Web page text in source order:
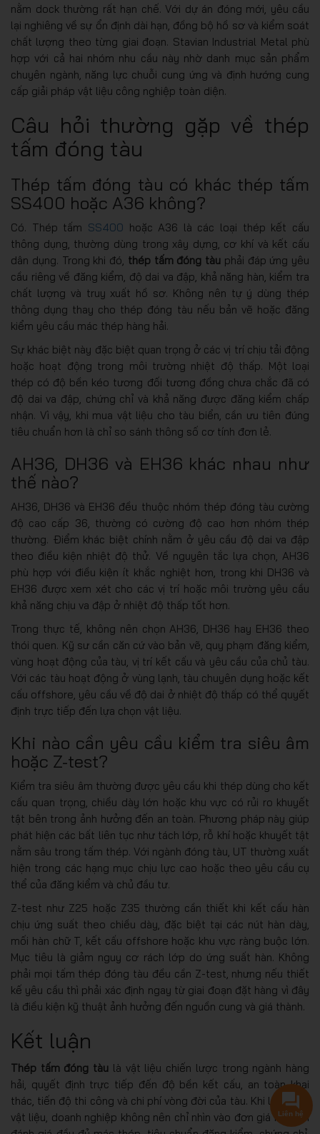
nằm dock thường rất hạn chế. Với dự án đóng mới, yêu cầu
lại nghiêng về sự ổn định dài hạn, đồng bộ hồ sơ và kiểm soát
chất lượng theo từng giai đoạn. Stavian Industrial Metal phù
hợp với cả hai nhóm nhu cầu này nhờ danh mục sản phẩm
chuyên ngành, năng lực chuỗi cung ứng và định hướng cung
cấp giải pháp vật liệu công nghiệp toàn diện.
Câu hỏi thường gặp về thép
tấm đóng tàu
Thép tấm đóng tàu có khác thép tấm
SS400 hoặc A36 không?
Có. Thép tấm SS400 hoặc A36 là các loại thép kết cấu
thông dụng, thường dùng trong xây dựng, cơ khí và kết cấu
dân dụng. Trong khi đó, thép tấm đóng tàu phải đáp ứng yêu
cầu riêng về đăng kiểm, độ dai va đập, khả năng hàn, kiểm tra
chất lượng và truy xuất hồ sơ. Không nên tự ý dùng thép
thông dụng thay cho thép đóng tàu nếu bản vẽ hoặc đăng
kiểm yêu cầu mác thép hàng hải.
Sự khác biệt này đặc biệt quan trọng ở các vị trí chịu tải động
hoặc hoạt động trong môi trường nhiệt độ thấp. Một loại
thép có độ bền kéo tương đối tương đồng chưa chắc đã có
độ dai va đập, chứng chỉ và khả năng được đăng kiểm chấp
nhận. Vì vậy, khi mua vật liệu cho tàu biển, cần ưu tiên đúng
tiêu chuẩn hơn là chỉ so sánh thông số cơ tính đơn lẻ.
AH36, DH36 và EH36 khác nhau như
thế nào?
AH36, DH36 và EH36 đều thuộc nhóm thép đóng tàu cường
độ cao cấp 36, thường có cường độ cao hơn nhóm thép
thường. Điểm khác biệt chính nằm ở yêu cầu độ dai va đập
theo điều kiện nhiệt độ thử. Về nguyên tắc lựa chọn, AH36
phù hợp với điều kiện ít khắc nghiệt hơn, trong khi DH36 và
EH36 được xem xét cho các vị trí hoặc môi trường yêu cầu
khả năng chịu va đập ở nhiệt độ thấp tốt hơn.
Trong thực tế, không nên chọn AH36, DH36 hay EH36 theo
thói quen. Kỹ sư cần căn cứ vào bản vẽ, quy phạm đăng kiểm,
vùng hoạt động của tàu, vị trí kết cấu và yêu cầu của chủ tàu.
Với các tàu hoạt động ở vùng lạnh, tàu chuyên dụng hoặc kết
cấu offshore, yêu cầu về độ dai ở nhiệt độ thấp có thể quyết
định trực tiếp đến lựa chọn vật liệu.
Khi nào cần yêu cầu kiểm tra siêu âm
hoặc Z-test?
Kiểm tra siêu âm thường được yêu cầu khi thép dùng cho kết
cấu quan trọng, chiều dày lớn hoặc khu vực có rủi ro khuyết
tật bên trong ảnh hưởng đến an toàn. Phương pháp này giúp
phát hiện các bất liên tục như tách lớp, rỗ khí hoặc khuyết tật
nằm sâu trong tấm thép. Với ngành đóng tàu, UT thường xuất
hiện trong các hạng mục chịu lực cao hoặc theo yêu cầu cụ
thể của đăng kiểm và chủ đầu tư.
Z-test như Z25 hoặc Z35 thường cần thiết khi kết cấu hàn
chịu ứng suất theo chiều dày, đặc biệt tại các nút hàn dày,
mối hàn chữ T, kết cấu offshore hoặc khu vực ràng buộc lớn.
Mục tiêu là giảm nguy cơ rách lớp do ứng suất hàn. Không
phải mọi tấm thép đóng tàu đều cần Z-test, nhưng nếu thiết
kế yêu cầu thì phải xác định ngay từ giai đoạn đặt hàng vì đây
là điều kiện kỹ thuật ảnh hưởng đến nguồn cung và giá thành.
Kết luận
Thép tấm đóng tàu là vật liệu chiến lược trong ngành hàng
hải, quyết định trực tiếp đến độ bền kết cấu, an toàn khai
thác, tiến độ thi công và chi phí vòng đời của tàu. Khi lựa chọn
vật liệu, doanh nghiệp không nên chỉ nhìn vào đơn giá mà cần
Liên hệ